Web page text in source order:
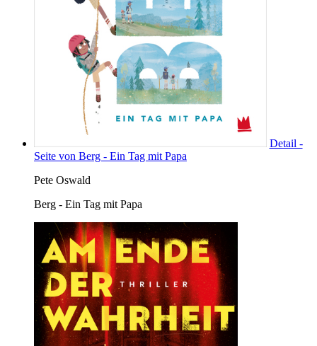
Detail -
Seite von Berg - Ein Tag mit Papa
Pete Oswald
Berg - Ein Tag mit Papa